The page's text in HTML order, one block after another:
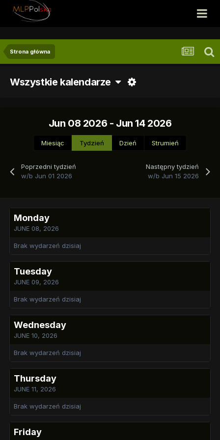
Strona główna
Wszystkie kalendarze
Poprzedni tydzień
w/b Jun 01 2026
Jun 08 2026 - Jun 14 2026
Miesiąc Tydzień Dzień Strumień
Następny tydzień
w/b Jun 15 2026
Monday
JUNE 08, 2026
Brak wydarzeń dzisiaj
Tuesday
JUNE 09, 2026
Brak wydarzeń dzisiaj
Wednesday
JUNE 10, 2026
Brak wydarzeń dzisiaj
Thursday
JUNE 11, 2026
Brak wydarzeń dzisiaj
Friday